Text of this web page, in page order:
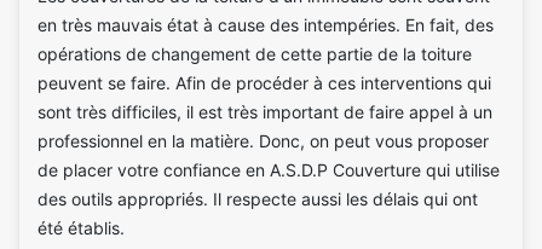
en très mauvais état à cause des intempéries. En fait, des
opérations de changement de cette partie de la toiture
peuvent se faire. Afin de procéder à ces interventions qui
sont très difficiles, il est très important de faire appel à un
professionnel en la matière. Donc, on peut vous proposer
de placer votre confiance en A.S.D.P Couverture qui utilise
des outils appropriés. Il respecte aussi les délais qui ont
été établis.